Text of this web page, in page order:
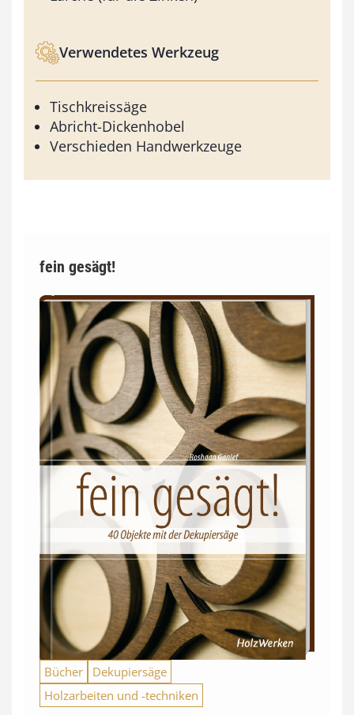
Verwendetes Werkzeug
Tischkreissäge
Abricht-Dickenhobel
Verschieden Handwerkzeuge
fein gesägt!
Bücher
Dekupiersäge
Holzarbeiten und -techniken